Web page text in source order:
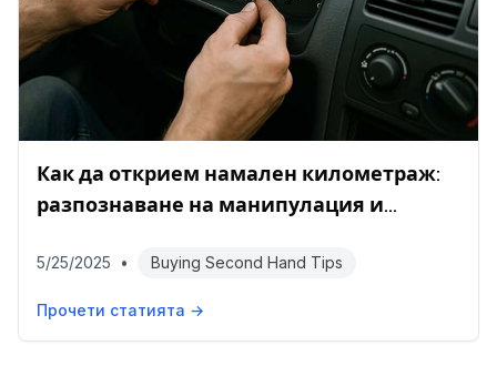
Как да открием намален километраж:
разпознаване на манипулация и
5/25/2025 • Buying Second Hand Tips
Прочети статията →